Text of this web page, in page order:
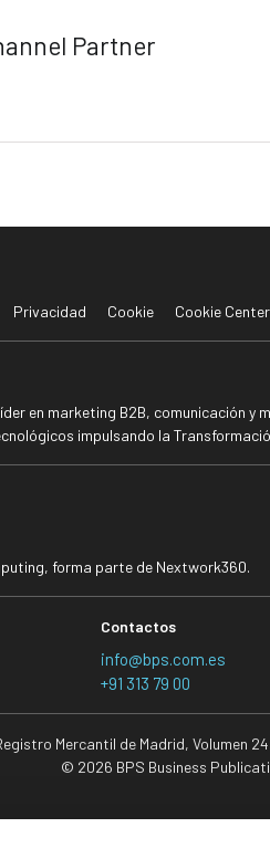
Partner
Privacidad Cookie Cookie Center
en marketing B2B, comunicación
impulsando la
forma parte de Nextwork360.
Contactos
info@bps.com.es
+91 313 79 00
Mercantil de Madrid, Volumen
© 2026 BPS Business